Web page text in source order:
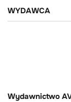
WYDAWCA
Wydawnictwo